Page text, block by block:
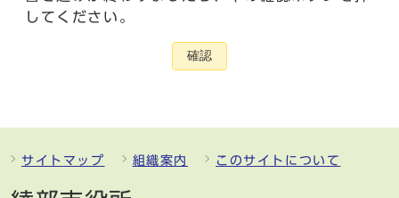
してください。
確認
サイトマップ 組織案内 このサイトについて